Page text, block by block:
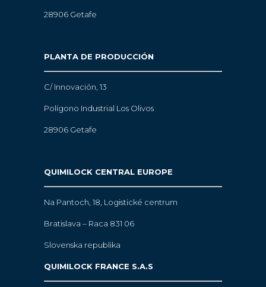
28906 Getafe
PLANTA DE PRODUCCIÓN
C/ Innovación, 13
Polígono Industrial Los Olivos
28906 Getafe
QUIMILOCK CENTRAL EUROPE
Na Pantoch, 18, Logistické centrum
Bratislava – Raca 831 06
Slovenska republika
QUIMILOCK FRANCE S.A.S